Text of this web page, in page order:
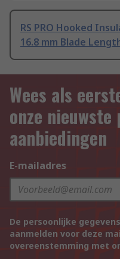
RS PRO Hooked
16.8 mm Blade
Wees als
onze
aanbiedingen
E-mailadres
De persoonlijke
aanmelden voor deze
overeenstemming met